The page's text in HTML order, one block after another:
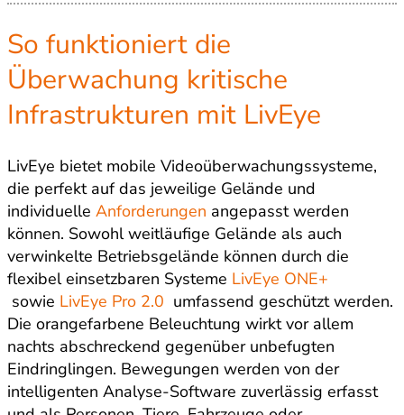
So funktioniert die
Überwachung kritische
Infrastrukturen mit LivEye
LivEye bietet mobile Videoüberwachungssysteme,
die perfekt auf das jeweilige Gelände und
individuelle Anforderungen angepasst werden
können. Sowohl weitläufige Gelände als auch
verwinkelte Betriebsgelände können durch die
flexibel einsetzbaren Systeme LivEye ONE+
sowie LivEye Pro 2.0 umfassend geschützt werden.
Die orangefarbene Beleuchtung wirkt vor allem
nachts abschreckend gegenüber unbefugten
Eindringlingen. Bewegungen werden von der
intelligenten Analyse-Software zuverlässig erfasst